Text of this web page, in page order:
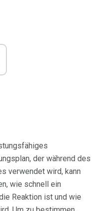
der während des
verwendet wird, kann
wie schnell ein
Reaktion ist und wie